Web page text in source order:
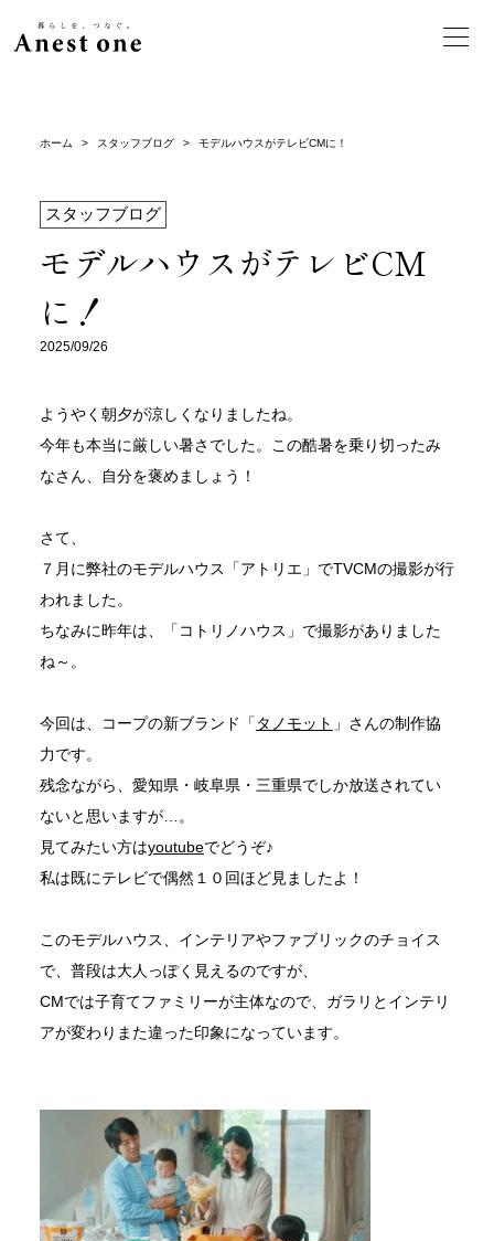
ホーム > スタッフブログ > モデルハウスがテレビCMに！
スタッフブログ
モデルハウスがテレビCM
に！
2025/09/26
ようやく朝夕が涼しくなりましたね。
今年も本当に厳しい暑さでした。この酷暑を乗り切ったみ
なさん、自分を褒めましょう！
さて、
７月に弊社のモデルハウス「アトリエ」でTVCMの撮影が行
われました。
ちなみに昨年は、「コトリノハウス」で撮影がありました
ね～。
今回は、コープの新ブランド「 タノモット 」さんの制作協
力です。
残念ながら、愛知県・岐阜県・三重県でしか放送されてい
ないと思いますが…。
見てみたい方はyoutubeでどうぞ♪
私は既にテレビで偶然１０回ほど見ましたよ！
このモデルハウス、インテリアやファブリックのチョイス
で、普段は大人っぽく見えるのですが、
CMでは子育てファミリーが主体なので、ガラリとインテリ
アが変わりまた違った印象になっています。